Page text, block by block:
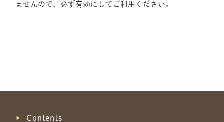
ませんので、必ず有効にしてご利用ください。
Contents